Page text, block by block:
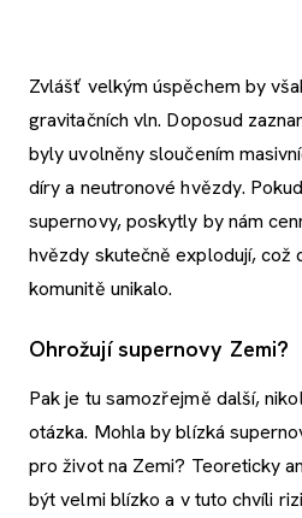
Zvlášť velkým úspěchem by
gravitačních vln. Doposud
byly uvolněny sloučením
díry a neutronové hvězdy.
supernovy, poskytly by nám
hvězdy skutečně explodují, což
komunitě unikalo.
Ohrožují supernovy Zemi?
Pak je tu samozřejmě další,
otázka. Mohla by blízká
pro život na Zemi? Teoreticky
být velmi blízko a v tuto chvíli